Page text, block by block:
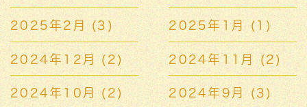
2025年2月 (3) 2025年1月 (1)
2024年12月 (2) 2024年11月 (2)
2024年10月 (2) 2024年9月 (3)